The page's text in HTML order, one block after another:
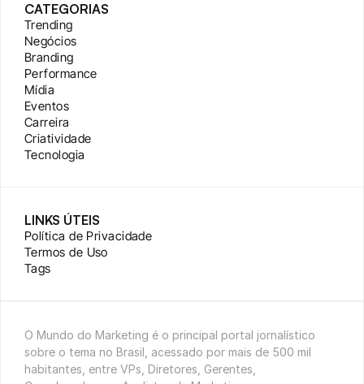
CATEGORIAS
Trending
Negócios
Branding
Performance
Mídia
Eventos
Carreira
Criatividade
Tecnologia
LINKS ÚTEIS
Política de Privacidade
Termos de Uso
Tags
O Mundo do Marketing é o principal portal jornalístico
sobre o tema no Brasil, acessado por mais de 500 mil
habitantes, entre VPs, Diretores, Gerentes,